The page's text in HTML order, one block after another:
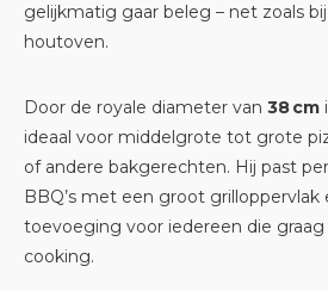
gelijkmatig gaar beleg – net zoals
houtoven.
Door de royale diameter van 38 cm
ideaal voor middelgrote tot grote
of andere bakgerechten. Hij past
BBQ’s met een groot grilloppervlak
toevoeging voor iedereen die
cooking.